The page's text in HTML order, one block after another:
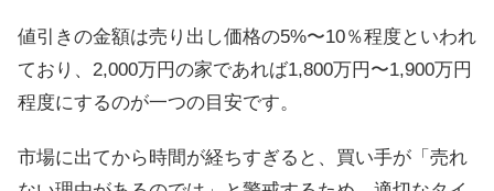
値引きの金額は売り出し価格の5%〜10％程度といわれ
ており、2,000万円の家であれば1,800万円〜1,900万円
程度にするのが一つの目安です。
市場に出てから時間が経ちすぎると、買い手が「売れ